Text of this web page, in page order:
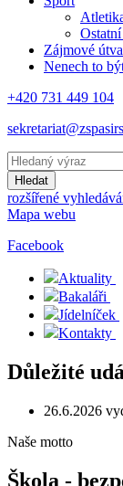
Zájmové
Nenech to
+420 731 449 104
Hledat
rozšířené
Mapa webu
Facebook
Aktuality
Bakaláři
Jídelníček
Kontakty
Důležité
26.6.2026
Naše motto
Škola -